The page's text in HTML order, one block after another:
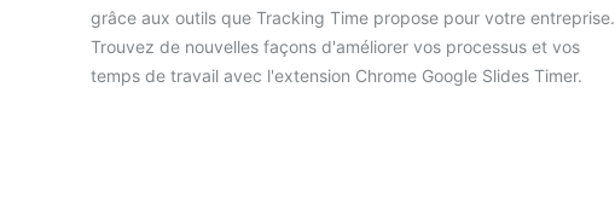
grâce aux outils que Tracking Time propose pour votre entreprise.
Trouvez de nouvelles façons d'améliorer vos processus et vos
temps de travail avec l'extension Chrome Google Slides Timer.